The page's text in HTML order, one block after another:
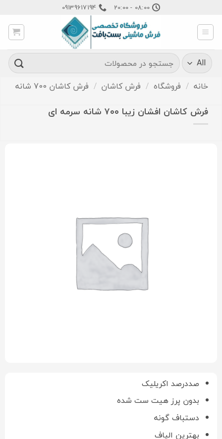
content
08:00 - 20:00
09139617194
جستجو
برای:
خانه / فروشگاه / فرش کاشان / فرش کاشان 700 شانه
فرش کاشان افشان زیبا ۷۰۰ شانه سرمه ای
صددرصد اکریلیک
بدون پرز هیت ست شده
دستباف گونه
بهترین الیاف